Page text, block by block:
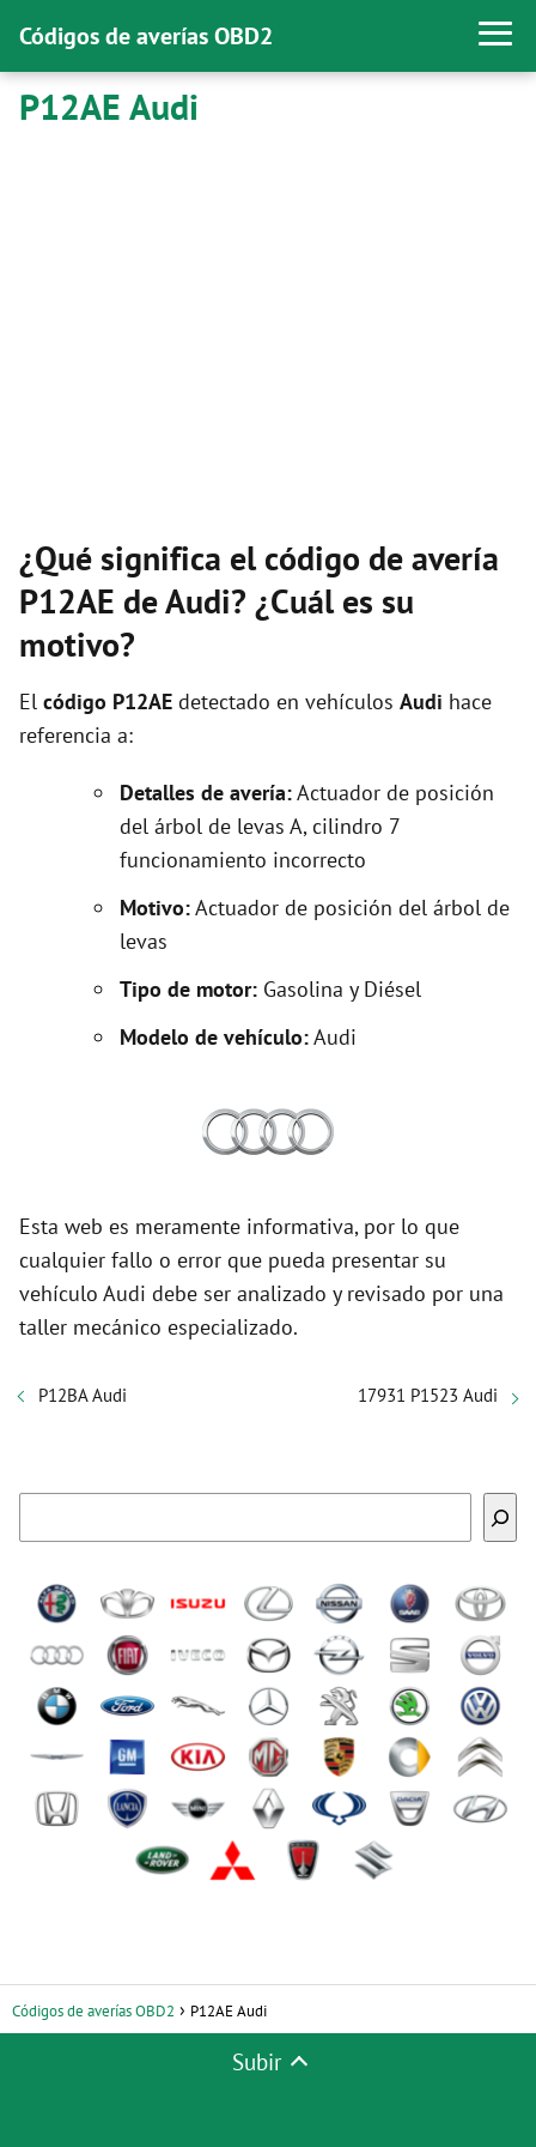
Códigos de averías OBD2
P12AE Audi
¿Qué significa el código de avería
P12AE de Audi? ¿Cuál es su
motivo?
El código P12AE detectado en vehículos Audi hace
referencia a:
Detalles de avería:Actuador de posición
del árbol de levas A, cilindro 7
funcionamiento incorrecto
Motivo:Actuador de posición del árbol de
levas
Tipo de motor: Gasolina y Diésel
Modelo de vehículo:Audi
Esta web es meramente informativa, por lo que
cualquier fallo o error que pueda presentar su
vehículo Audi debe ser analizado y revisado por una
taller mecánico especializado.
P12BA Audi 17931 P1523 Audi
Códigos de averías OBD2 P12AE Audi
Subir